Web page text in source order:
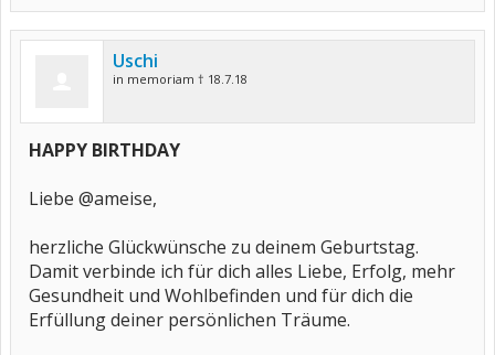
Uschi
in memoriam † 18.7.18
HAPPY BIRTHDAY
Liebe @ameise,
herzliche Glückwünsche zu deinem Geburtstag.
Damit verbinde ich für dich alles Liebe, Erfolg, mehr
Gesundheit und Wohlbefinden und für dich die
Erfüllung deiner persönlichen Träume.